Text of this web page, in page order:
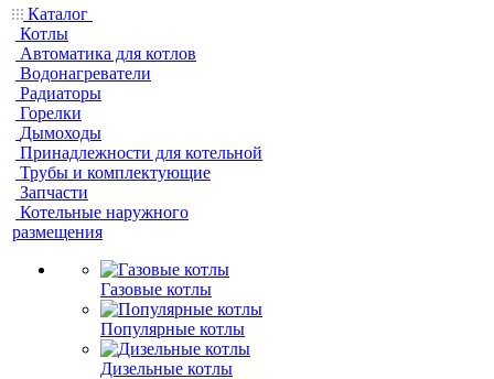
Каталог
Котлы
Автоматика для котлов
Водонагреватели
Радиаторы
Горелки
Дымоходы
Принадлежности для котельной
Трубы и комплектующие
Запчасти
Котельные наружного
размещения
Газовые котлы
Популярные котлы
Дизельные котлы